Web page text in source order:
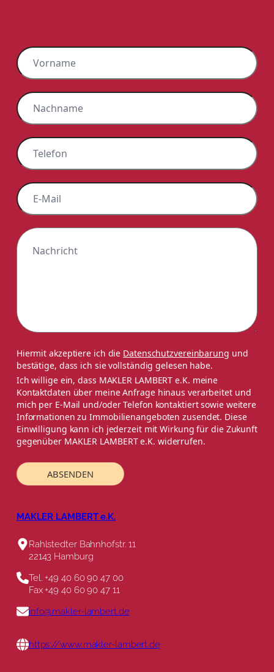
Hiermit akzeptiere ich die Datenschutzvereinbarung und
bestätige, dass ich sie vollständig gelesen habe.
Ich willige ein, dass MAKLER LAMBERT e.K. meine
Kontaktdaten über meine Anfrage hinaus verarbeitet und
mich per E-Mail und/oder Telefon kontaktiert sowie weitere
Informationen zu Immobilienangeboten zusendet. Diese
Einwilligung kann ich jederzeit mit Wirkung für die Zukunft
gegenüber MAKLER LAMBERT e.K. widerrufen.
ABSENDEN
MAKLER LAMBERT e.K.
Rahlstedter Bahnhofstr. 11
22143 Hamburg
Tel. +49 40 60 90 47 00
Fax +49 40 60 90 47 11
info@makler-lambert.de
https://www.makler-lambert.de